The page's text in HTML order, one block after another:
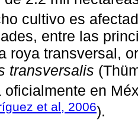
cultivo es
entre las
roya transversal,
transversalis
oficialmente en
et al, 2006).